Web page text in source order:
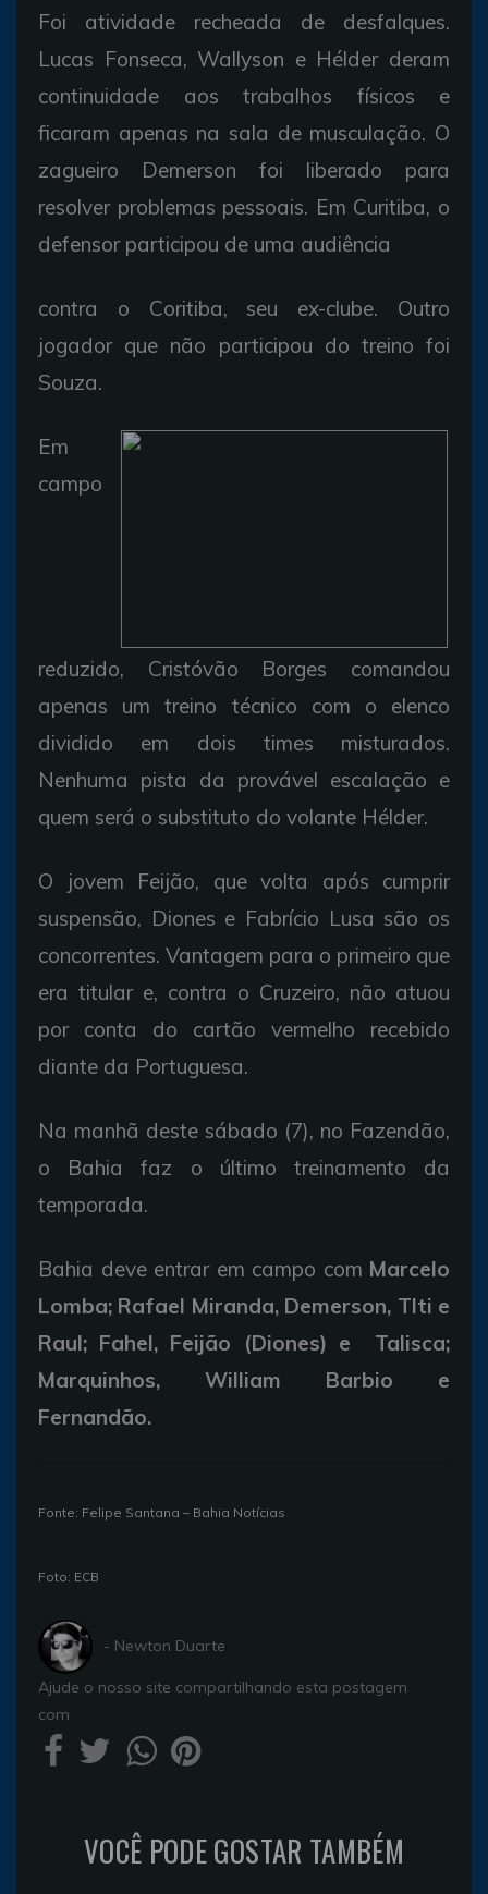
Foi atividade recheada de desfalques.
Lucas Fonseca, Wallyson e Hélder deram
continuidade aos trabalhos físicos e
ficaram apenas na sala de musculação. O
zagueiro Demerson foi liberado para
resolver problemas pessoais. Em Curitiba, o
defensor participou de uma audiência
contra o Coritiba, seu ex-clube. Outro
jogador que não participou do treino foi
Souza.
Em
campo
reduzido, Cristóvão Borges comandou
apenas um treino técnico com o elenco
dividido em dois times misturados.
Nenhuma pista da provável escalação e
quem será o substituto do volante Hélder.
O jovem Feijão, que volta após cumprir
suspensão, Diones e Fabrício Lusa são os
concorrentes. Vantagem para o primeiro que
era titular e, contra o Cruzeiro, não atuou
por conta do cartão vermelho recebido
diante da Portuguesa.
Na manhã deste sábado (7), no Fazendão,
o Bahia faz o último treinamento da
temporada.
Bahia deve entrar em campo com Marcelo
Lomba; Rafael Miranda, Demerson, TIti e
Raul; Fahel, Feijão (Diones) e Talisca;
Marquinhos, William Barbio e
Fernandão.
Fonte: Felipe Santana – Bahia Notícias
Foto: ECB
- Newton Duarte
Ajude o nosso site compartilhando esta postagem
com
VOCÊ PODE GOSTAR TAMBÉM